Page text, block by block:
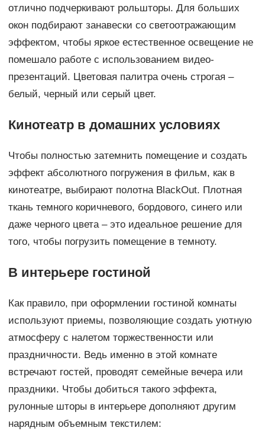
отлично подчеркивают рольшторы. Для больших
окон подбирают занавески со светоотражающим
эффектом, чтобы яркое естественное освещение не
помешало работе с использованием видео-
презентаций. Цветовая палитра очень строгая –
белый, черный или серый цвет.
Кинотеатр в домашних условиях
Чтобы полностью затемнить помещение и создать
эффект абсолютного погружения в фильм, как в
кинотеатре, выбирают полотна BlackOut. Плотная
ткань темного коричневого, бордового, синего или
даже черного цвета – это идеальное решение для
того, чтобы погрузить помещение в темноту.
В интерьере гостиной
Как правило, при оформлении гостиной комнаты
используют приемы, позволяющие создать уютную
атмосферу с налетом торжественности или
праздничности. Ведь именно в этой комнате
встречают гостей, проводят семейные вечера или
праздники. Чтобы добиться такого эффекта,
рулонные шторы в интерьере дополняют другим
нарядным объемным текстилем: